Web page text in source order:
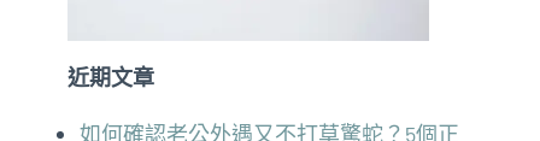
近期文章
如何確認老公外遇又不打草驚蛇？5個正